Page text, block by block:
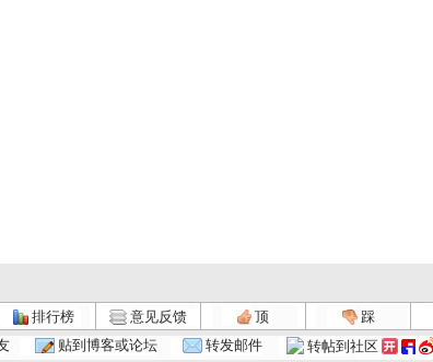
排行榜 意见反馈 顶 踩
贴到博客或论坛 转发邮件 转帖到社区
小小智慧树... 小小智慧树... 小小智慧树...